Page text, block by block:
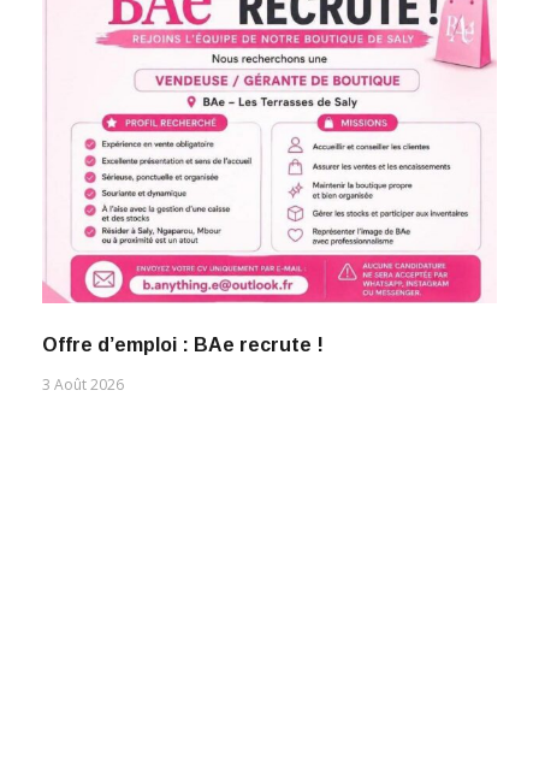
Offre d’emploi : BAe recrute !
3 Août 2026